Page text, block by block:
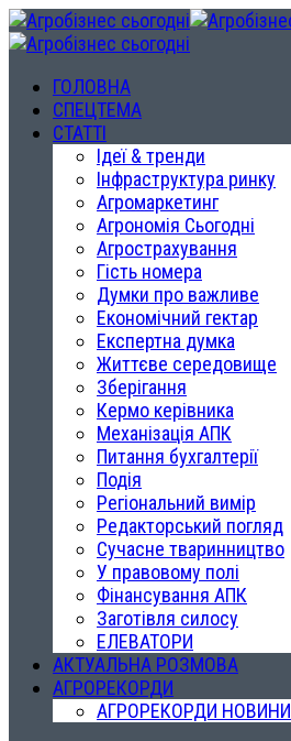
ГОЛОВНА
СПЕЦТЕМА
СТАТТІ
Ідеї & тренди
Інфраструктура ринку
Агромаркетинг
Агрономія Сьогодні
Агрострахування
Гість номера
Думки про важливе
Економічний гектар
Експертна думка
Життєве середовище
Зберігання
Кермо керівника
Механізація АПК
Питання бухгалтерії
Подія
Регіональний вимір
Редакторський погляд
Сучасне тваринництво
У правовому полі
Фінансування АПК
Заготівля силосу
ЕЛЕВАТОРИ
АКТУАЛЬНА РОЗМОВА
АГРОРЕКОРДИ
АГРОРЕКОРДИ НОВИНИ